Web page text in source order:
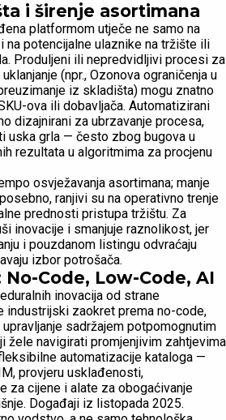
i širenje asortimana
platformom utječe ne samo na
na potencijalne ulaznike na tržište ili
Produljeni ili nepredvidljivi procesi za
(npr., Ozonova ograničenja u
iz skladišta) mogu znatno
ova ili dobavljača. Automatizirani
dizajnirani za ubrzavanje procesa,
uska grla — često zbog bugova u
rezultata u algoritmima za procjenu
osvježavanja asortimana; manje
ranjivi su na operativno trenje
prednosti pristupa tržištu. Za
inovacije i smanjuje raznolikost, jer
i pouzdanom listingu odvraćaju
izbor potrošača.
Code, Low-Code, AI
inovacija od strane
industrijski zaokret prema no-code,
sadržajem potpomognutim
žele navigirati promjenjivim zahtjevima
automatizacije kataloga —
provjeru usklađenosti,
za cijene i alate za obogaćivanje
Događaji iz listopada 2025.